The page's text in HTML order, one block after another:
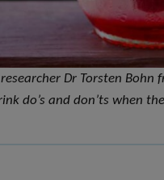
Dr Torsten Bohn
do’s and don’ts when